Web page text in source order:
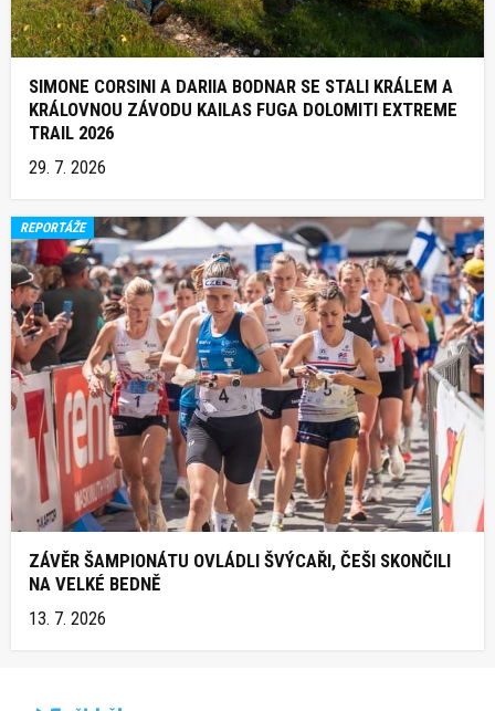
SIMONE CORSINI A DARIIA BODNAR SE STALI KRÁLEM A
KRÁLOVNOU ZÁVODU KAILAS FUGA DOLOMITI EXTREME
TRAIL 2026
29. 7. 2026
REPORTÁŽE
ZÁVĚR ŠAMPIONÁTU OVLÁDLI ŠVÝCAŘI, ČEŠI SKONČILI
NA VELKÉ BEDNĚ
13. 7. 2026